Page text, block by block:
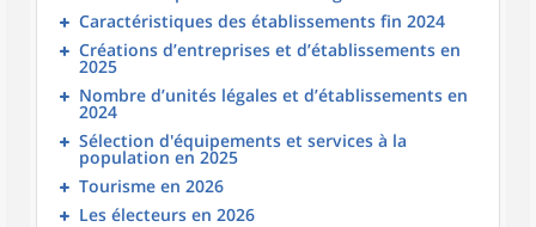
Caractéristiques des établissements fin 2024
Créations d’entreprises et d’établissements en
2025
Nombre d’unités légales et d’établissements en
2024
Sélection d'équipements et services à la
population en 2025
Tourisme en 2026
Les électeurs en 2026